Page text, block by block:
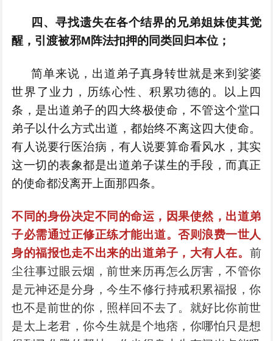
四、寻找遗失在各个结界的兄弟姐妹使其觉
醒，引渡被邪M阵法扣押的同类回归本位 ；
简单来说，出道弟子真身转世就是来到娑婆
世界了业力，历练心性、积累功德的。以上四
条，是出道弟子的四大终极使命，不管这个堂口
弟子以什么方式出道，都始终不离这四大使命。
有人说要行医治病，有人说要算命看风水，其实
这一切的表象都是出道弟子谋生的手段，而真正
的使命都没离开上面那四条。
不同的身份决定不同的命运，因果使然，出道弟
子必需通过正修正练才能出道。否则浪费一世人
身的福报也走不出来的出道弟子，大有人在。 前
尘往事过眼云烟，前世来历再怎么厉害，不管你
是元神还是分身，今生不修行持戒积累福报，你
也不是前世的你，照样回不去了。就好比你前世
是太上老君，你今生就是个地痞，你哪怕只是想